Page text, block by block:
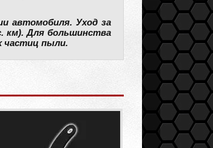
автомобиля. Уход за
км). Для большинства
частиц пыли.